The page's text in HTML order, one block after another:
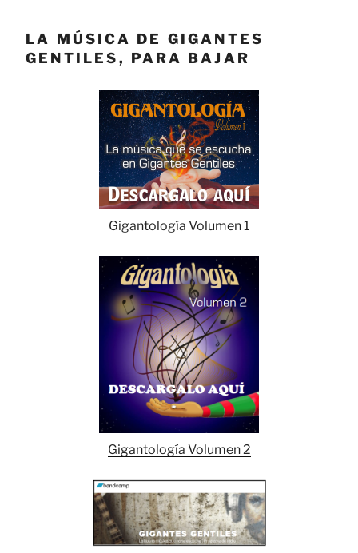
LA MÚSICA DE GIGANTES
GENTILES, PARA BAJAR
Gigantología Volumen 1
Gigantología Volumen 2